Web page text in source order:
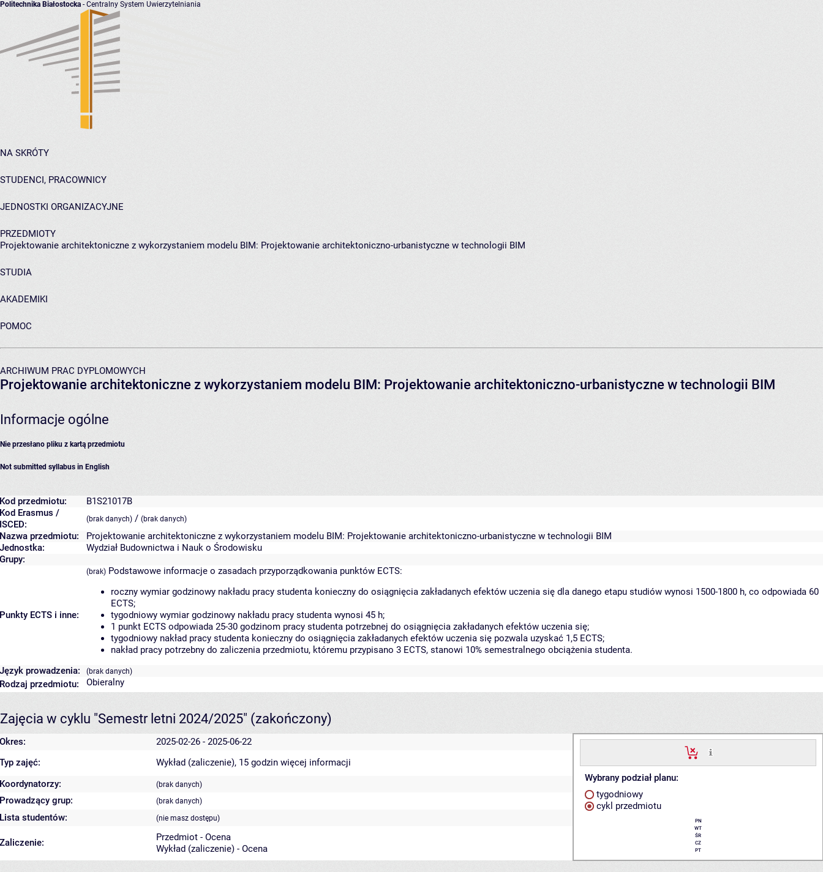
Politechnika Białostocka - Centralny System Uwierzytelniania
NA SKRÓTY
STUDENCI, PRACOWNICY
JEDNOSTKI ORGANIZACYJNE
PRZEDMIOTY
Projektowanie architektoniczne z wykorzystaniem modelu BIM: Projektowanie architektoniczno-urbanistyczne w technologii BIM
STUDIA
AKADEMIKI
POMOC
ARCHIWUM PRAC DYPLOMOWYCH
Projektowanie architektoniczne z wykorzystaniem modelu BIM: Projektowanie architektoniczno-urbanistyczne w technologii BIM
Informacje ogólne
Nie przesłano pliku z kartą przedmiotu
Not submitted syllabus in English
Kod przedmiotu:
B1S21017B
Kod Erasmus /
ISCED:
(brak danych) / (brak danych)
Nazwa przedmiotu:
Projektowanie architektoniczne z wykorzystaniem modelu BIM: Projektowanie architektoniczno-urbanistyczne w technologii BIM
Jednostka:
Wydział Budownictwa i Nauk o Środowisku
Grupy:
Punkty ECTS i inne:
(brak) Podstawowe informacje o zasadach przyporządkowania punktów ECTS:
roczny wymiar godzinowy nakładu pracy studenta konieczny do osiągnięcia zakładanych efektów uczenia się dla danego etapu studiów wynosi 1500-1800 h, co odpowiada 60
ECTS;
tygodniowy wymiar godzinowy nakładu pracy studenta wynosi 45 h;
1 punkt ECTS odpowiada 25-30 godzinom pracy studenta potrzebnej do osiągnięcia zakładanych efektów uczenia się;
tygodniowy nakład pracy studenta konieczny do osiągnięcia zakładanych efektów uczenia się pozwala uzyskać 1,5 ECTS;
nakład pracy potrzebny do zaliczenia przedmiotu, któremu przypisano 3 ECTS, stanowi 10% semestralnego obciążenia studenta.
Język prowadzenia:
(brak danych)
Rodzaj przedmiotu: Obieralny
Zajęcia w cyklu "Semestr letni 2024/2025" (zakończony)
Okres: 2025-02-26 - 2025-06-22
Wybrany podział planu:
tygodniowy
cykl przedmiotu
PN
WT
ŚR
CZ
PT
Typ zajęć: Wykład (zaliczenie), 15 godzin więcej informacji
Koordynatorzy:
(brak danych)
Prowadzący grup: (brak danych)
Lista studentów: (nie masz dostępu)
Zaliczenie:
Przedmiot - Ocena
Wykład (zaliczenie) - Ocena